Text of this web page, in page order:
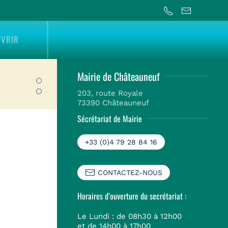
Bienvenue sur le site internet de Châteauneuf
Site officiel de la commune de Châteauneuf : vue
Mairie de Châteauneuf
203, route Royale
73390 Châteauneuf
Sécrétariat de Mairie
+33 (0)4 79 28 84 16
CONTACTEZ-NOUS
Horaires d’ouverture du secrétariat :
Le Lundi : de 08h30 à 12h00
et de 14h00 à 17h00